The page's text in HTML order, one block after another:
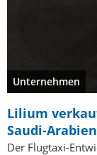
Unternehmen
Lilium
Saudi-Arabien
Der Flugtaxi-